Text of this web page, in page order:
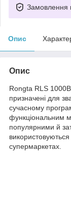
Замовлення
Опис
Опис
Rongta RLS 1000B
призначені для
сучасному
функціональним
популярними й
супермаркетах.